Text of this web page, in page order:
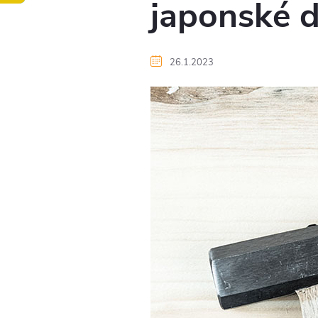
japonské
26.1.2023